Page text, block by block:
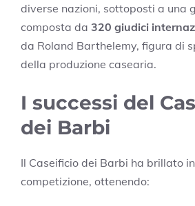
diverse nazioni, sottoposti a una
composta da 320 giudici
da Roland Barthelemy, figura di
della produzione casearia.
I successi del
dei Barbi
Il Caseificio dei Barbi ha brillato
competizione, ottenendo: